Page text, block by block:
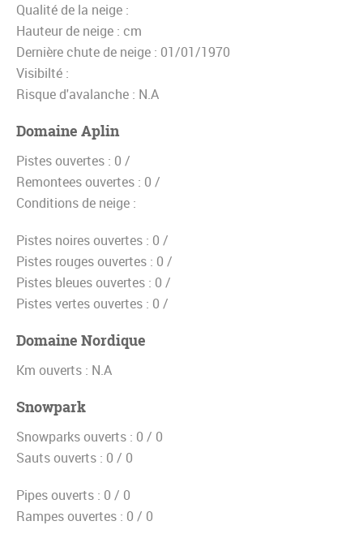
Qualité de la neige :
Hauteur de neige : cm
Dernière chute de neige : 01/01/1970
Visibilté :
Risque d'avalanche : N.A
Domaine Aplin
Pistes ouvertes : 0 /
Remontees ouvertes : 0 /
Conditions de neige :
Pistes noires ouvertes : 0 /
Pistes rouges ouvertes : 0 /
Pistes bleues ouvertes : 0 /
Pistes vertes ouvertes : 0 /
Domaine Nordique
Km ouverts : N.A
Snowpark
Snowparks ouverts : 0 / 0
Sauts ouverts : 0 / 0
Pipes ouverts : 0 / 0
Rampes ouvertes : 0 / 0